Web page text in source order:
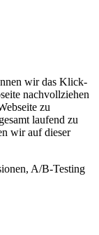
wir das Klick-
nachvollziehen
zu
laufend zu
wir auf dieser
A/B-Testing